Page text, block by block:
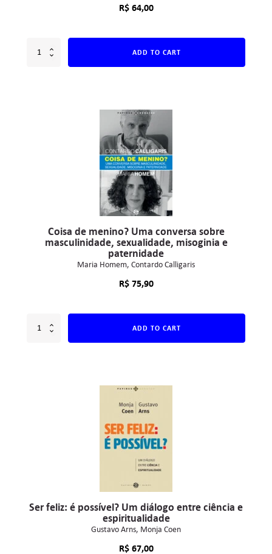
R$64,00
ADD TO CART
Coisa de menino? Uma conversa sobre
masculinidade, sexualidade, misoginia e
paternidade
Maria Homem Contardo Calligaris
R$75,90
ADD TO CART
Ser feliz: é possível? Um diálogo entre ciência e
espiritualidade
Gustavo Arns Monja Coen
R$67,00